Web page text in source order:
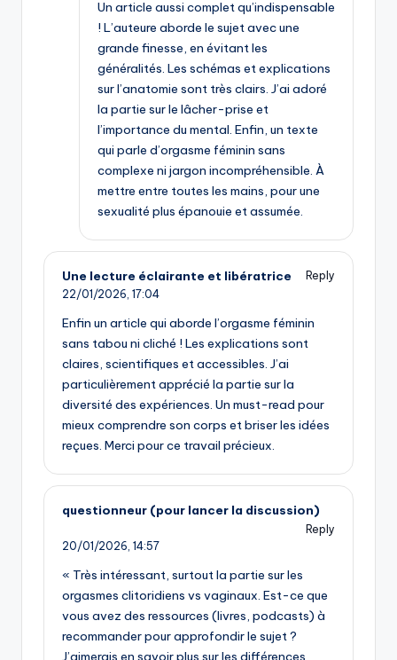
Un article aussi complet qu’indispensable
! L’auteure aborde le sujet avec une
grande finesse, en évitant les
généralités. Les schémas et explications
sur l’anatomie sont très clairs. J’ai adoré
la partie sur le lâcher-prise et
l’importance du mental. Enfin, un texte
qui parle d’orgasme féminin sans
complexe ni jargon incompréhensible. À
mettre entre toutes les mains, pour une
sexualité plus épanouie et assumée.
Une lecture éclairante et libératrice
Reply
22/01/2026, 17:04
Enfin un article qui aborde l’orgasme féminin
sans tabou ni cliché ! Les explications sont
claires, scientifiques et accessibles. J’ai
particulièrement apprécié la partie sur la
diversité des expériences. Un must-read pour
mieux comprendre son corps et briser les idées
reçues. Merci pour ce travail précieux.
questionneur (pour lancer la discussion)
Reply
20/01/2026, 14:57
« Très intéressant, surtout la partie sur les
orgasmes clitoridiens vs vaginaux. Est-ce que
vous avez des ressources (livres, podcasts) à
recommander pour approfondir le sujet ?
J’aimerais en savoir plus sur les différences